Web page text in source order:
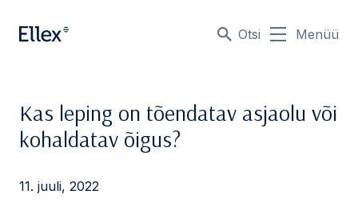
Otsi Menüü
Kas leping on tõendatav asjaolu või
kohaldatav õigus?
11. juuli, 2022